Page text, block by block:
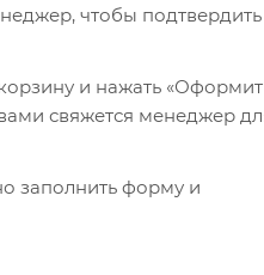
чтобы подтвердить
и нажать
свяжется менеджер
заполнить форму и